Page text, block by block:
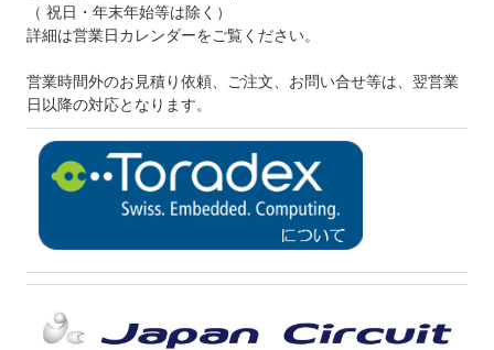
（ 祝日・年末年始等は除く）
詳細は営業日カレンダーをご覧ください。
営業時間外のお見積り依頼、ご注文、お問い合せ等は、翌営業
日以降の対応となります。